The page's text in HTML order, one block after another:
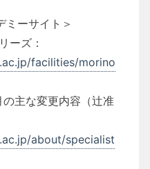
ミーサイト＞
ーズ：
facilities/morino
主な変更内容（辻准
about/specialist